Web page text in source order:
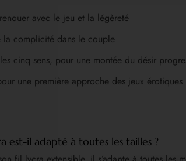
avec le jeu et la légèreté
la complicité dans le couple
cinq sens, pour une montée du désir
une première approche des jeux érotiques
est-il adapté à toutes les tailles ?